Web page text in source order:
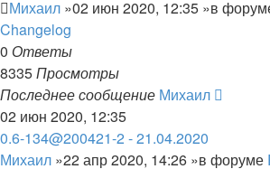
Михаил »02 июн 2020, 12:35 »в
Changelog
0 Ответы
8335Просмотры
Последнее сообщение Михаил
02 июн 2020, 12:35
0.6-134@200421-2 - 21.04.2020
Михаил »22 апр 2020, 14:26 »в форуме